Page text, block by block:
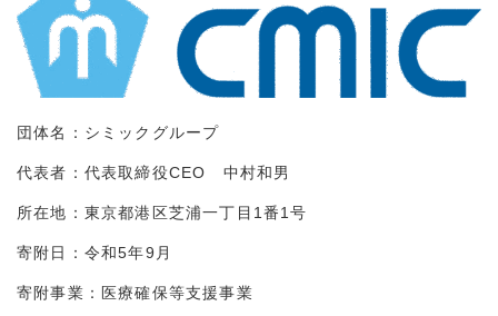
団体名：シミックグループ
代表者：代表取締役CEO 中村和男
所在地：東京都港区芝浦一丁目1番1号
寄附日：令和5年9月
寄附事業：医療確保等支援事業